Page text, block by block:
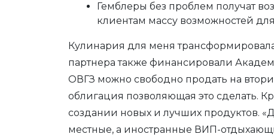
Гемблеры без проблем получат
клиентам массу возможностей
Кулинария для меня
партнера также финансировали
ОВГЗ можно свободно продать на
облигация позволяющая это сделать.
создании новых и лучших продуктов.
местные, а иностранные ВИП-